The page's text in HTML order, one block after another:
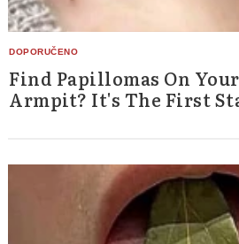
Find Papillomas On
Armpit? It's The First